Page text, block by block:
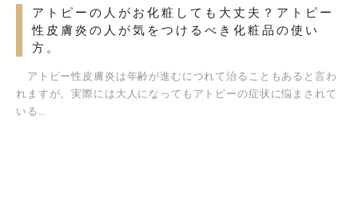
アトピーの人がお化粧しても大丈夫？アトピー
性皮膚炎の人が気をつけるべき化粧品の使い
方。
アトピー性皮膚炎は年齢が進むにつれて治ることもあると言わ
れますが、実際には大人になってもアトピーの症状に悩まされて
いる…